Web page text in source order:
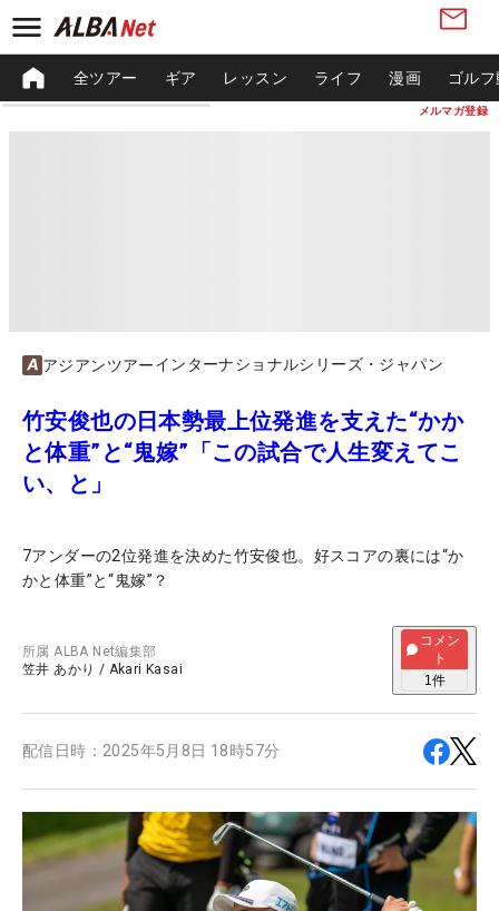
メルマガ登録
全ツアー ギア レッスン ライフ 漫画 ゴル
アジアンツアーインターナショナルシリーズ・ジャパン
竹安俊也の日本勢最上位発進を支えた“かか
と体重”と“鬼嫁”「この試合で人生変えてこ
い、と」
7アンダーの2位発進を決めた竹安俊也。好スコアの裏には“か
かと体重”と“鬼嫁”？
所属ALBA Net編集部
笠井 あかり / Akari Kasai
コメン
ト
1件
配信日時： 2025年5月8日 18時57分